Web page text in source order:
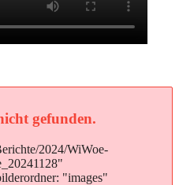
gefunden.
2024/WiWoe-
"images"